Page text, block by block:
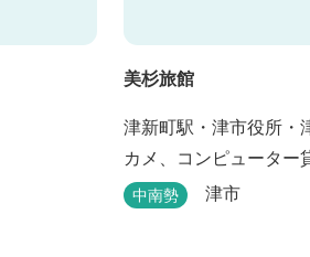
美杉旅館
津新町駅・津市役所・
カメ、コンピューター
中南勢 津市